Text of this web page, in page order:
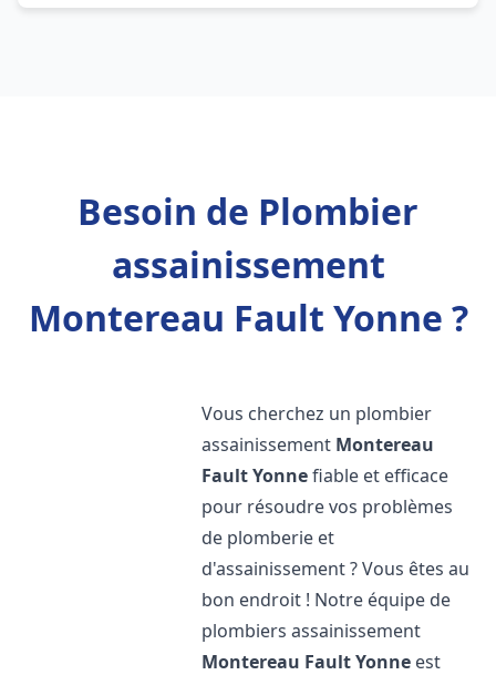
Besoin de Plombier
assainissement
Montereau Fault Yonne ?
Vous cherchez un plombier
assainissement Montereau
Fault Yonnefiable et efficace
pour résoudre vos problèmes
de plomberie et
d'assainissement ? Vous êtes au
bon endroit ! Notre équipe de
plombiers assainissement
Montereau Fault Yonne est